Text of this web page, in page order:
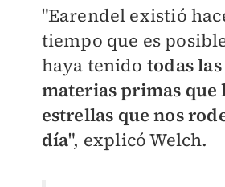
"Earendel existió
tiempo que es
haya tenido todas
materias primas que
estrellas que nos
día", explicó Welch.